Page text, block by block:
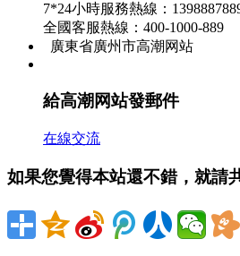
7*24小時服務熱線：
全國客服熱線：400-1000-889
廣東省廣州市高潮网站
給高潮网站發郵件
在線交流
如果您覺得本站還不錯，就請